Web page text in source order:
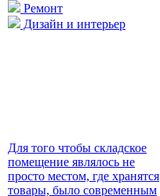
Ремонт
Дизайн и интерьер
Для того чтобы складское
помещение являлось не
просто местом, где хранятся
товары, было современным